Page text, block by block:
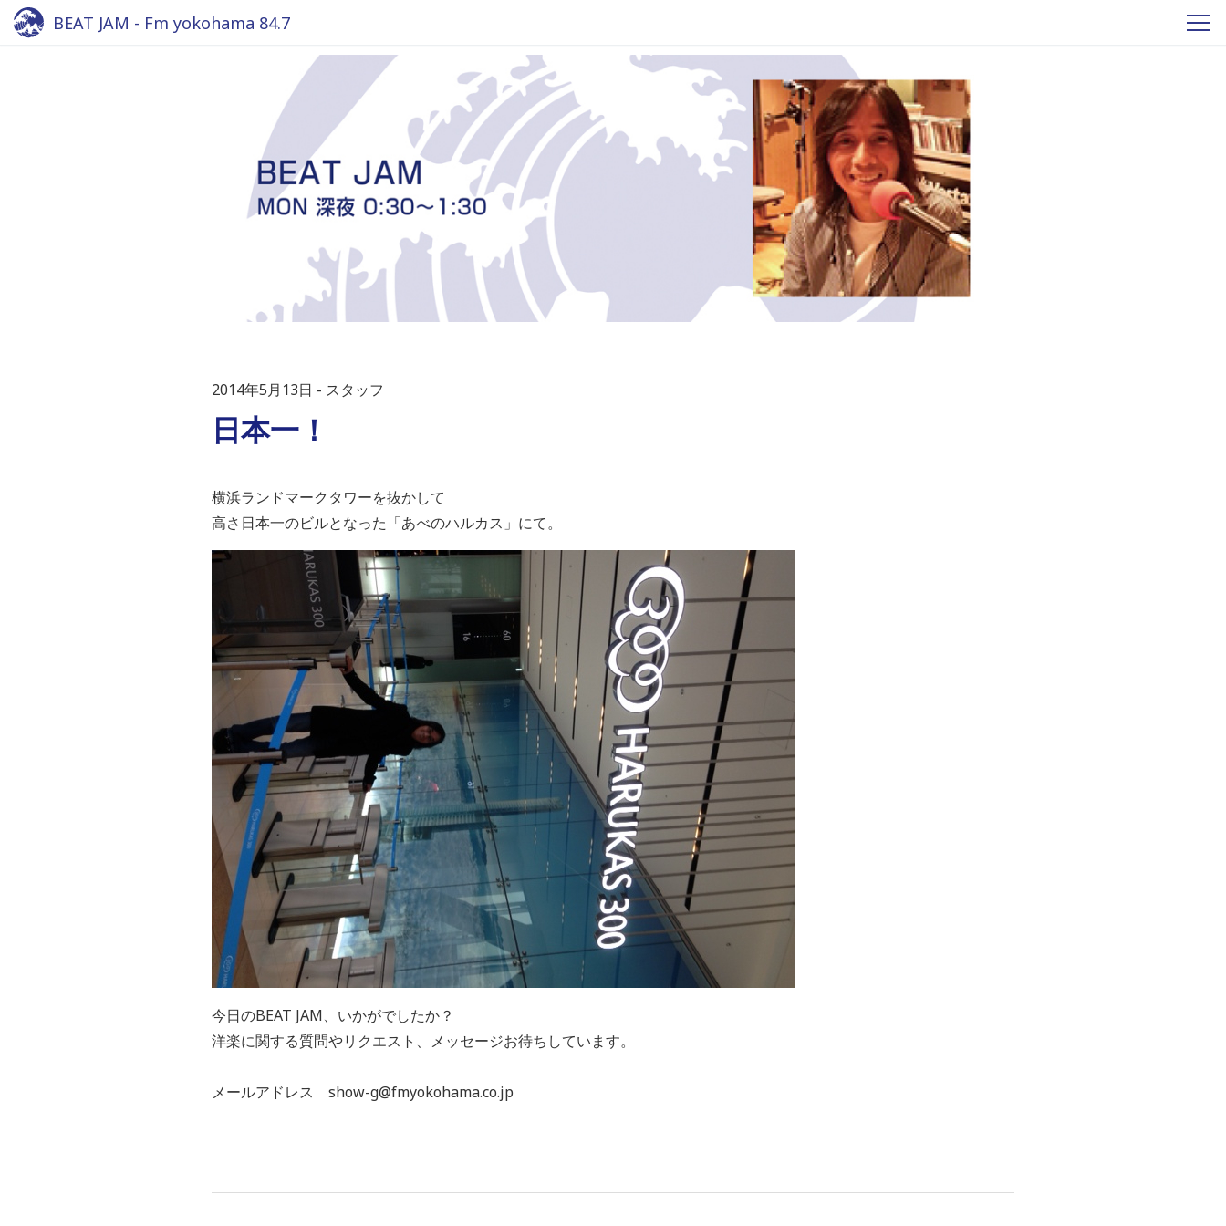
BEAT JAM - Fm yokohama 84.7
2014年5月13日 スタッフ
日本一！
横浜ランドマークタワーを抜かして
高さ日本一のビルとなった「あべのハルカス」にて。
今日のBEAT JAM、いかがでしたか？
洋楽に関する質問やリクエスト、メッセージお待ちしています。
メールアドレス show-g@fmyokohama.co.jp